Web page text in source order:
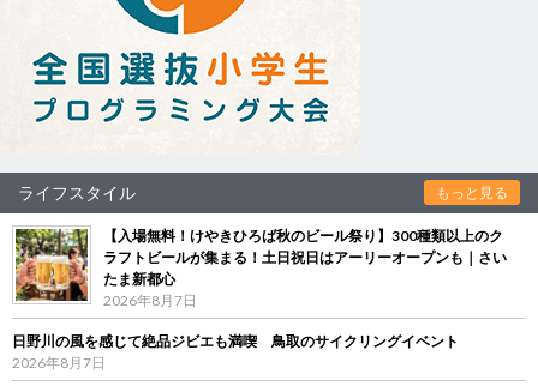
ライフスタイル もっと見る
【入場無料！けやきひろば秋のビール祭り】300種類以上のク
ラフトビールが集まる！土日祝日はアーリーオープンも｜さい
たま新都心
2026年8月7日
日野川の風を感じて絶品ジビエも満喫 鳥取のサイクリングイベント
2026年8月7日